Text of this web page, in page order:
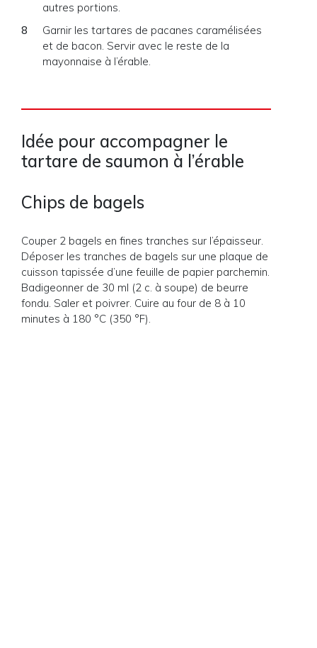
autres portions.
Garnir les tartares de pacanes caramélisées
et de bacon. Servir avec le reste de la
mayonnaise à l’érable.
Idée pour accompagner le
tartare de saumon à l’érable
Chips de bagels
Couper 2 bagels en fines tranches sur l’épaisseur.
Déposer les tranches de bagels sur une plaque de
cuisson tapissée d’une feuille de papier parchemin.
Badigeonner de 30 ml (2 c. à soupe) de beurre
fondu. Saler et poivrer. Cuire au four de 8 à 10
minutes à 180 °C (350 °F).